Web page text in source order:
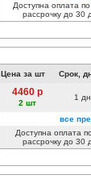
Доступна оплата
рассрочку до 30
Цена за шт Срок,
4460 р
2 шт
1 дн
все
Доступна оплата
рассрочку до 30